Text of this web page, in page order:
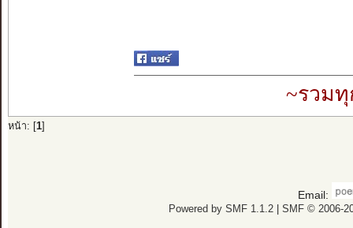
~รวมทุ
หน้า: [ 1]
Email:
Powered by SMF 1.1.2| SMF © 2006-